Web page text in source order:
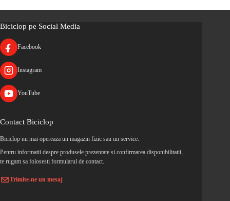
Biciclop pe Social Media
Facebook
Instagram
YouTube
Contact Biciclop
Biciclop nu mai opereaza un magazin fizic sau un service.
Pentru informatii despre produsele prezentate si confirmarea disponibilitatii,
te rugam sa folosesti formularul de contact.
Trimite-ne un mesaj